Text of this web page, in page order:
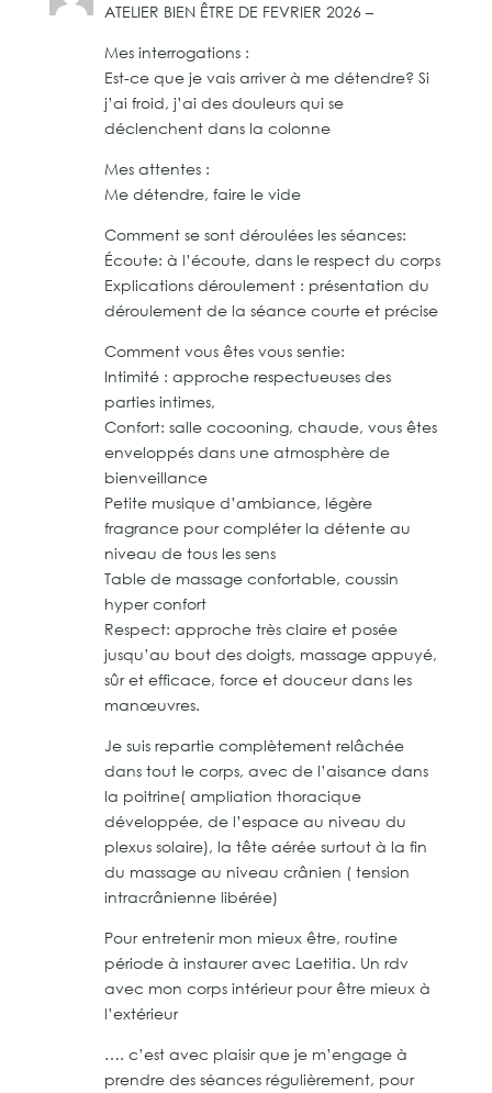
ATELIER BIEN ÊTRE DE FEVRIER 2026 –
Mes interrogations :
Est-ce que je vais arriver à me détendre? Si
j’ai froid, j’ai des douleurs qui se
déclenchent dans la colonne
Mes attentes :
Me détendre, faire le vide
Comment se sont déroulées les séances:
Écoute: à l’écoute, dans le respect du corps
Explications déroulement : présentation du
déroulement de la séance courte et précise
Comment vous êtes vous sentie:
Intimité : approche respectueuses des
parties intimes,
Confort: salle cocooning, chaude, vous êtes
enveloppés dans une atmosphère de
bienveillance
Petite musique d’ambiance, légère
fragrance pour compléter la détente au
niveau de tous les sens
Table de massage confortable, coussin
hyper confort
Respect: approche très claire et posée
jusqu’au bout des doigts, massage appuyé,
sûr et efficace, force et douceur dans les
manœuvres.
Je suis repartie complètement relâchée
dans tout le corps, avec de l’aisance dans
la poitrine( ampliation thoracique
développée, de l’espace au niveau du
plexus solaire), la tête aérée surtout à la fin
du massage au niveau crânien ( tension
intracrânienne libérée)
Pour entretenir mon mieux être, routine
période à instaurer avec Laetitia. Un rdv
avec mon corps intérieur pour être mieux à
l’extérieur
…. c’est avec plaisir que je m’engage à
prendre des séances régulièrement, pour